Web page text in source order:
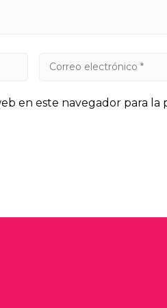
en este navegador para la